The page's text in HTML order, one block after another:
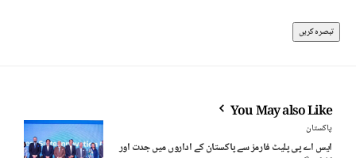
You May also Like
پاکستان
ایس اے پی پلیٹ فارمز سے پاکستان کے اداروں میں جدت اور